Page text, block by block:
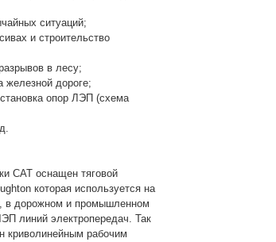
ситуаций;
и строительство
в лесу;
железной дороге;
опор ЛЭП (схема
CAT оснащен тяговой
которая используется на
в дорожном и промышленном
линий электропередач. Так
криволинейным рабочим